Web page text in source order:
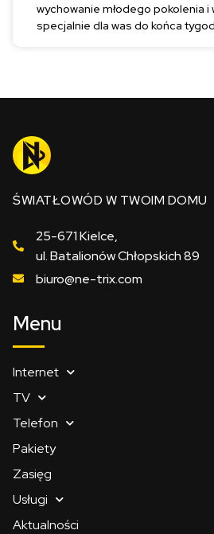
wychowanie młodego pokolenia i
specjalnie dla was do końca
ŚWIATŁOWÓD W TWOIM DOMU
25-671 Kielce,
ul. Batalionów Chłopskich 89
biuro@ne-trix.com
Menu
Internet
TV
Telefon
Pakiety
Zasięg
Usługi
Aktualności